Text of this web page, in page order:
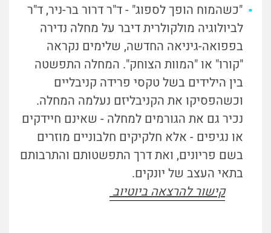
"כשהמוח הופך לספוג" - ד"ר דרור בר-ניר, ד"ר
לביולוגיה מולקולריתדיבר על מחלה נדירה
בפפואה-גיניאה החדשה, שלימים נקראה
"קורו" או "המוות הצוחק". המחלה התפשטה
בין הילידים בשל טקסי פרידה קניבליים
וכשהפסיקו את הקניבליזם נעלמה המחלה.
נכיר גם את הגורמים למחלה - שאינם חיידקים
או נגיפים - אלא חלקיקים חלבוניים מוזרים
בשם פריונים, ואת דרך התפשטותם והתרבותם
בתאי העצב של יונקים.
קישור להרצאה ביוטיוב